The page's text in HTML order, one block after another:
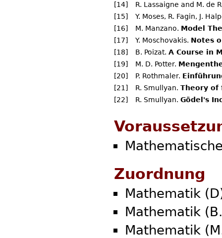
[14]
R. Lassaigne and M. de
[15]
Y. Moses, R. Fagin, J.
[16]
M. Manzano. Model
[17]
Y. Moschovakis. Notes
[18]
B. Poizat. A Course in
[19]
M. D. Potter.
[20]
P. Rothmaler.
[21]
R. Smullyan. Theory of
[22]
R. Smullyan. Gödel's
Zuordnung
Mathematik
Mathematik
Mathematik